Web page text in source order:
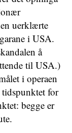
uerklærte
i USA.
å
til USA.)
i operaen
for
begge er